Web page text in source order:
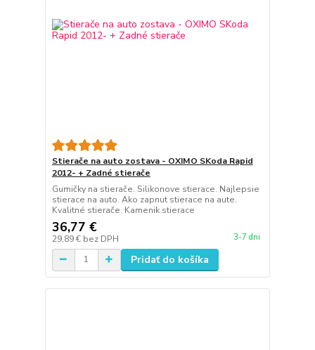
Stierače na auto zostava - OXIMO SKoda Rapid
2012- + Zadné stierače
Gumičky na stierače. Silikonove stierace. Najlepsie
stierace na auto. Ako zapnut stierace na aute.
Kvalitné stierače. Kamenik stierace
36,77 €
29,89 € bez DPH 3-7 dni
Pridať do košíka